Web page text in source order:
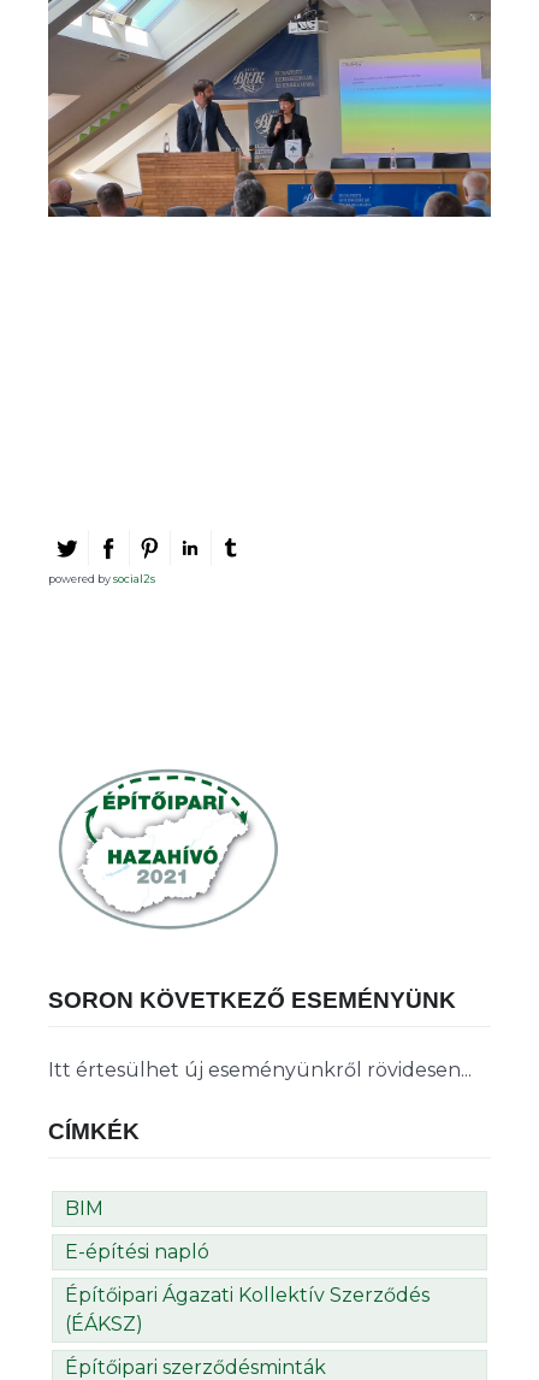
powered bysocial2s
SORON KÖVETKEZŐ ESEMÉNYÜNK
Itt értesülhet új eseményünkről rövidesen...
CÍMKÉK
BIM
E-építési napló
Építőipari Ágazati Kollektív Szerződés
(ÉÁKSZ)
Építőipari szerződésminták